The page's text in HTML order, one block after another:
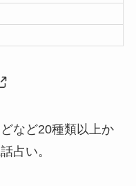
など20種類以上か
占い。